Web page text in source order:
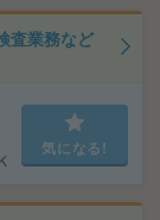
査業務など
気になる!